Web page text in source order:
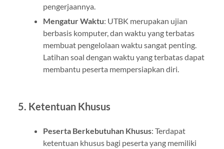
pengerjaannya.
Mengatur Waktu: UTBK merupakan ujian
berbasis komputer, dan waktu yang terbatas
membuat pengelolaan waktu sangat penting.
Latihan soal dengan waktu yang terbatas dapat
membantu peserta mempersiapkan diri.
5. Ketentuan Khusus
Peserta Berkebutuhan Khusus: Terdapat
ketentuan khusus bagi peserta yang memiliki